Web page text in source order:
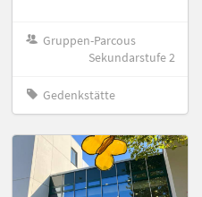
Gruppen-Parcous
Sekundarstufe 2
Gedenkstätte